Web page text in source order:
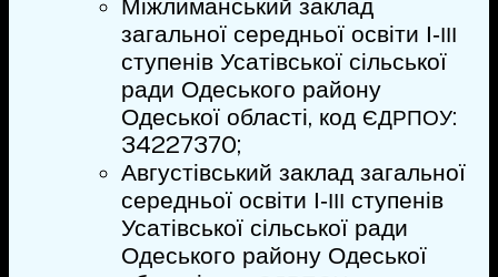
Міжлиманський заклад
загальної середньої освіти І‑ІІІ
ступенів Усатівської сільської
ради Одеського району
Одеської області, код ЄДРПОУ:
34227370;
Августівський заклад загальної
середньої освіти І‑ІІІ ступенів
Усатівської сільської ради
Одеського району Одеської